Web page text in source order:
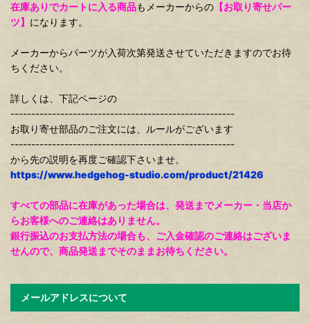
在庫ありでカートに入る商品もメーカーからの 【お取り寄せパー
ツ】 になります。
メーカーからパーツが入荷次第発送させていただきますのでお待
ちください。
詳しくは、下記ページの
------------------------------------------------------
お取り寄せ部品のご注文には、ルールがございます
------------------------------------------------------
から先の説明を再度ご確認下さいませ。
https://www.hedgehog-studio.com/product/21426
すべての部品に在庫があった場合は、発送までメーカー・当店か
らお客様へのご連絡はありません。
銀行振込のお支払方法の場合も、ご入金確認のご連絡はございま
せんので、商品発送までそのままお待ちください。
メールアドレスについて